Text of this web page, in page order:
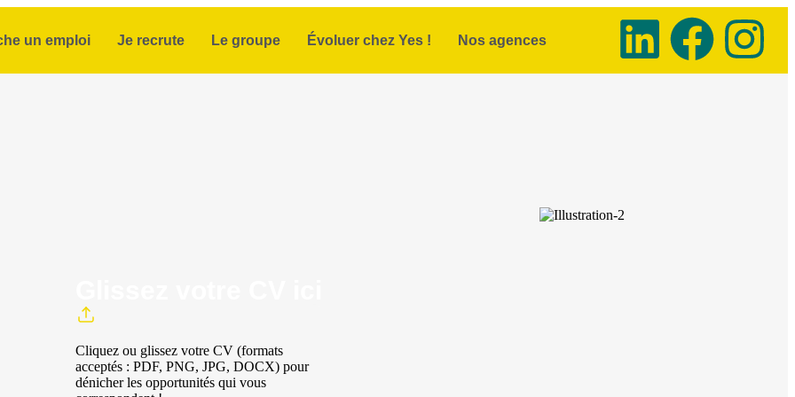
un emploi Je recrute Le groupe Évoluer chez Yes ! Nos agences
Cliquez ou glissez votre CV (formats
acceptés : PDF, PNG, JPG, DOCX) pour
dénicher les opportunités qui vous